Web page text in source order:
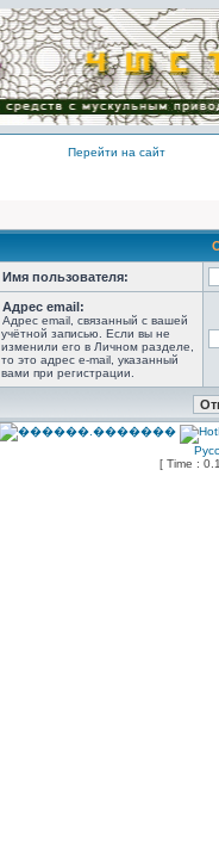
Перейти на сайт
Имя пользователя:
Адрес email:
Адрес email, связанный с вашей
учётной записью. Если вы не
изменили его в Личном разделе,
то это адрес e-mail, указанный
вами при регистрации.
[ Time :